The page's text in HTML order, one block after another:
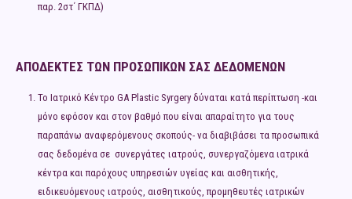
παρ. 2στ΄ ΓΚΠΔ)
ΑΠΟΔΕΚΤΕΣ ΤΩΝ ΠΡΟΣΩΠΙΚΩΝ ΣΑΣ ΔΕΔΟΜΕΝΩΝ
Το Ιατρικό Κέντρο GA Plastic Syrgery δύναται κατά περίπτωση -και
μόνο εφόσον και στον βαθμό που είναι απαραίτητο για τους
παραπάνω αναφερόμενους σκοπούς- να διαβιβάσει τα προσωπικά
σας δεδομένα σε συνεργάτες ιατρούς, συνεργαζόμενα ιατρικά
κέντρα και παρόχους υπηρεσιών υγείας και αισθητικής,
ειδικευόμενους ιατρούς, αισθητικούς, προμηθευτές ιατρικών